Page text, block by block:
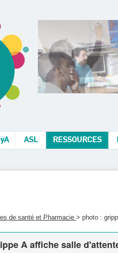
ASL RESSOURCES
de santé et Pharmacie > photo :
A affiche salle